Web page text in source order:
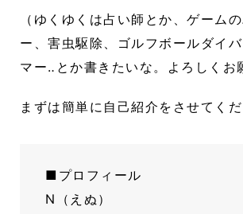
（ゆくゆくは占い師とか、ゲーム
ー、害虫駆除、ゴルフボールダイ
マー‥とか書きたいな。よろしくお
まずは簡単に自己紹介をさせてくだ
■プロフィール
N（えぬ）